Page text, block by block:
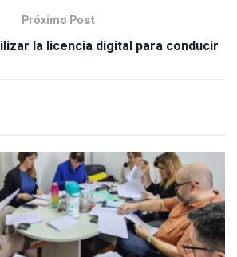
Próximo Post
la licencia digital para conducir